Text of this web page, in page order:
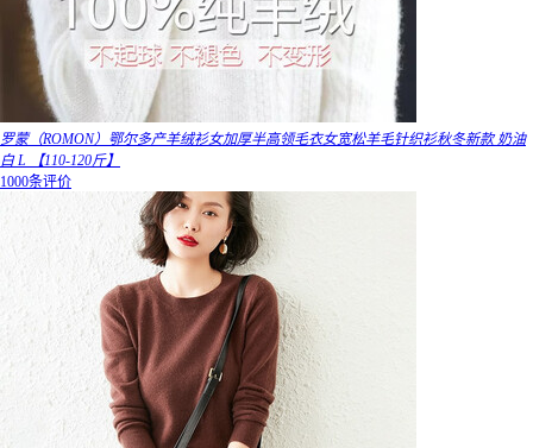
罗蒙（ROMON）鄂尔多产羊绒衫女加厚半高领毛衣女宽松羊毛针织衫秋冬新款 奶油
白 L 【110-120斤】
1000条评价